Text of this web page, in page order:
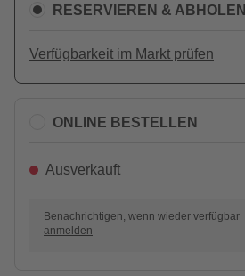
RESERVIEREN & ABHOLEN
Verfügbarkeit im Markt prüfen
ONLINE BESTELLEN
Ausverkauft
Benachrichtigen, wenn wieder verfügbar
anmelden